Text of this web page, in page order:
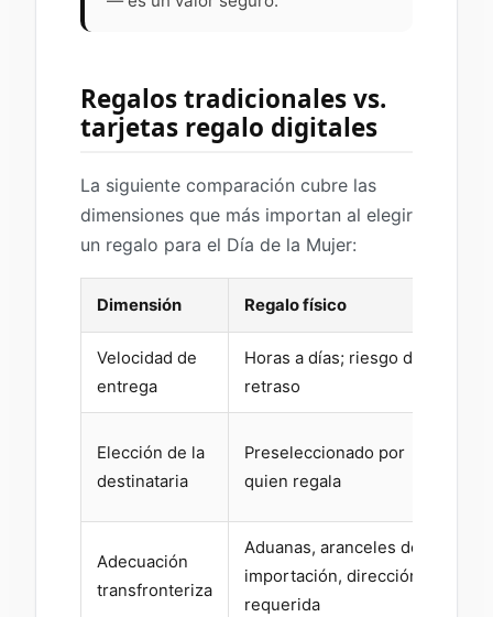
Regalos tradicionales vs.
tarjetas regalo digitales
La siguiente comparación cubre las
dimensiones que más importan al elegir
un regalo para el Día de la Mujer:
Dimensión Regalo físico
Velocidad de
entrega
Horas a días; riesgo de
retraso
Elección de la
destinataria
Preseleccionado por
quien regala
Adecuación
transfronteriza
Aduanas, aranceles de
importación, dirección
requerida